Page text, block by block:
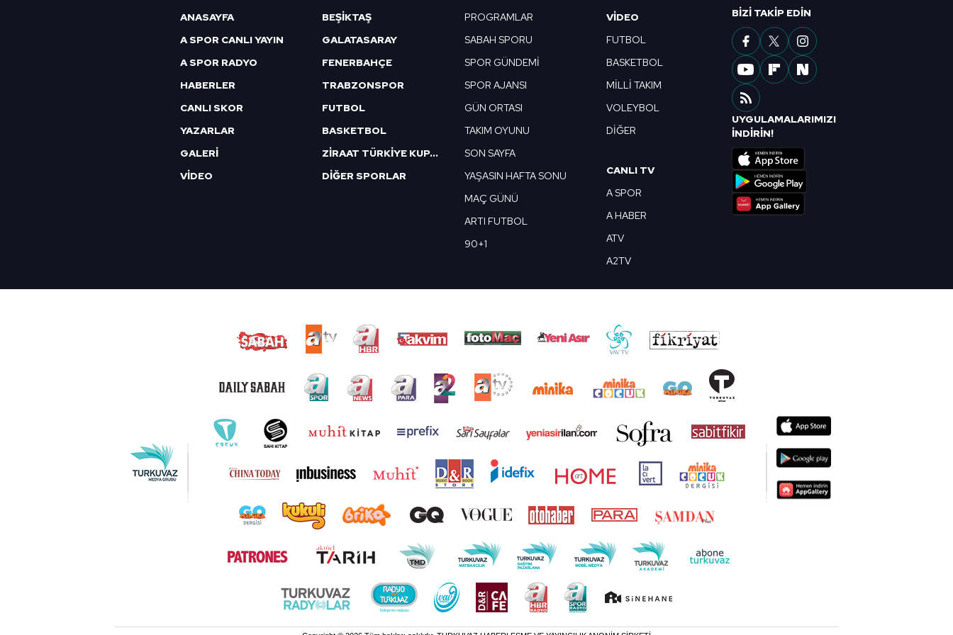
ANASAYFA
A SPOR CANLI YAYIN
A SPOR RADYO
HABERLER
CANLI SKOR
YAZARLAR
GALERİ
VİDEO
BEŞİKTAŞ
GALATASARAY
FENERBAHÇE
TRABZONSPOR
FUTBOL
BASKETBOL
ZİRAAT TÜRKİYE KUPASI
DİĞER SPORLAR
PROGRAMLAR
SABAH SPORU
SPOR GÜNDEMİ
SPOR AJANSI
GÜN ORTASI
TAKIM OYUNU
SON SAYFA
YAŞASIN HAFTA SONU
MAÇ GÜNÜ
ARTI FUTBOL
90+1
VIDEO
FUTBOL
BASKETBOL
MİLLİ TAKIM
VOLEYBOL
DİĞER
CANLI TV
A SPOR
A HABER
ATV
A2TV
BIZI TAKIP EDIN
UYGULAMALARIMIZI
İNDİRİN!